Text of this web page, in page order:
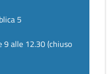
5
9 alle 12.30 (chiuso